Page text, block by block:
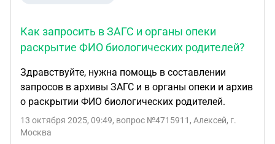
Как запросить в ЗАГС и органы опеки
раскрытие ФИО биологических родителей?
Здравствуйте, нужна помощь в составлении
запросов в архивы ЗАГС и в органы опеки и архив
о раскрытии ФИО биологических родителей.
13 октября 2025, 09:49, вопрос №4715911, Алексей, г.
Москва